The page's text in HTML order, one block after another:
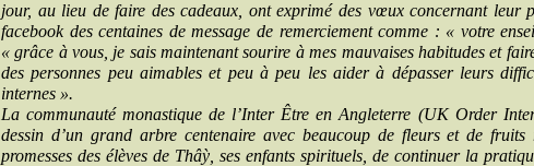
jour, au lieu de faire des cadeaux, ont exprimé des vœux concernant leur
facebook des centaines de message de remerciement comme : « votre
« grâce à vous, je sais maintenant sourire à mes mauvaises habitudes et
des personnes peu aimables et peu à peu les aider à dépasser leurs
internes ».
La communauté monastique de l’Inter Être en Angleterre (UK Order
dessin d’un grand arbre centenaire avec beaucoup de fleurs et de fruits
promesses des élèves de Thâỳ, ses enfants spirituels, de continuer la